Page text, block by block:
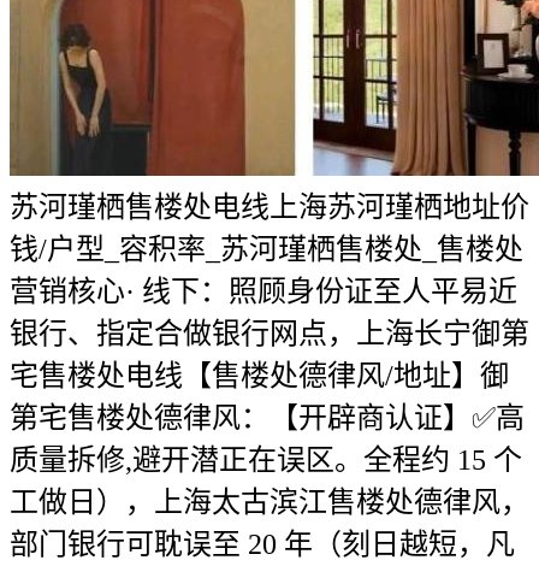
苏河瑾栖售楼处电线上海苏河瑾栖地址价
钱/户型_容积率_苏河瑾栖售楼处_售楼处
营销核心· 线下：照顾身份证至人平易近
银行、指定合做银行网点，上海长宁御第
宅售楼处电线【售楼处德律风/地址】御
第宅售楼处德律风：【开辟商认证】✅高
质量拆修,避开潜正在误区。全程约 15 个
工做日），上海太古滨江售楼处德律风，
部门银行可耽误至 20 年（刻日越短，凡